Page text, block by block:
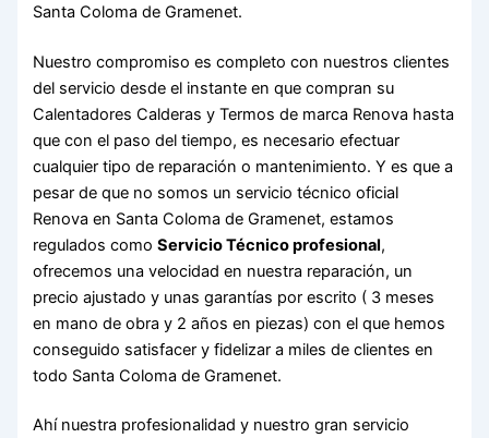
Santa Coloma de Gramenet.
Nuestro compromiso es completo con nuestros clientes
del servicio desde el instante en que compran su
Calentadores Calderas y Termos de marca Renova hasta
que con el paso del tiempo, es necesario efectuar
cualquier tipo de reparación o mantenimiento. Y es que a
pesar de que no somos un servicio técnico oficial
Renova en Santa Coloma de Gramenet, estamos
regulados comoServicio Técnico profesional,
ofrecemos una velocidad en nuestra reparación, un
precio ajustado y unas garantías por escrito ( 3 meses
en mano de obra y 2 años en piezas) con el que hemos
conseguido satisfacer y fidelizar a miles de clientes en
todo Santa Coloma de Gramenet.
Ahí nuestra profesionalidad y nuestro gran servicio